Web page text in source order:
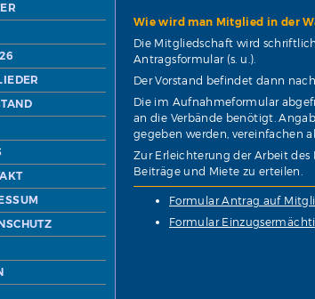
Wie wird man Mitglied in der
Die Mitgliedschaft wird
Antragsformular (s. u.).
Der Vorstand befindet dann
Die im Aufnahmeformular
an die Verbände benötigt.
gegeben werden, vereinfachen
Zur Erleichterung der Arbeit des
Beiträge und Miete zu erteilen.
Formular Antrag auf
Formular